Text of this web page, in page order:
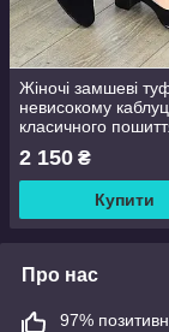
Жіночі замшеві
невисокому
класичного
2 150 ₴
Купити
Про нас
97%